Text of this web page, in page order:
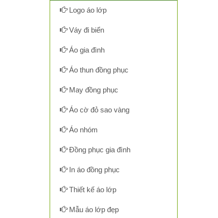
Logo áo lớp
Váy đi biển
Áo gia đình
Áo thun đồng phục
May đồng phục
Áo cờ đỏ sao vàng
Áo nhóm
Đồng phục gia đình
In áo đồng phục
Thiết kế áo lớp
Mẫu áo lớp đẹp